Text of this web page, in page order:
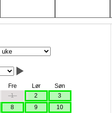
Fre Lør
Søn
1 2
3
8 9
10